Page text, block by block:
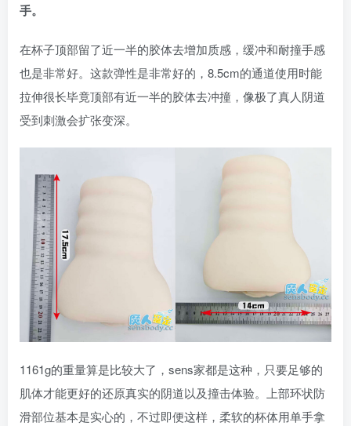
手。
在杯子顶部留了近一半的胶体去增加质感，缓冲和耐撞手感
也是非常好。这款弹性是非常好的，8.5cm的通道使用时能
拉伸很长毕竟顶部有近一半的胶体去冲撞，像极了真人阴道
受到刺激会扩张变深。
1161g的重量算是比较大了，sens家都是这种，只要足够的
肌体才能更好的还原真实的阴道以及撞击体验。上部环状防
滑部位基本是实心的，不过即便这样，柔软的杯体用单手拿